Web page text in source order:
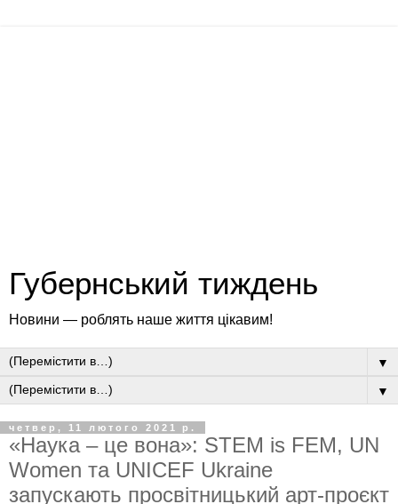
Губернський тиждень
Новини — роблять наше життя цікавим!
▼
▼
четвер, 11 лютого 2021 р.
«Наука – це вона»: STEM is FEM, UN
Women та UNICEF Ukraine
запускають просвітницький арт-проєкт